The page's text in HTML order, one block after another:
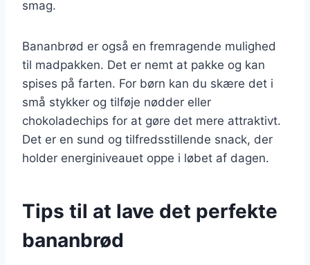
smag.
Bananbrød er også en fremragende mulighed
til madpakken. Det er nemt at pakke og kan
spises på farten. For børn kan du skære det i
små stykker og tilføje nødder eller
chokoladechips for at gøre det mere attraktivt.
Det er en sund og tilfredsstillende snack, der
holder energiniveauet oppe i løbet af dagen.
Tips til at lave det perfekte
bananbrød